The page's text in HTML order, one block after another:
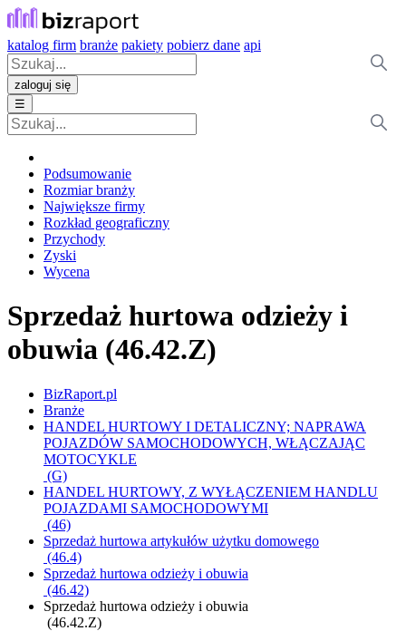
katalog firm branże pakiety pobierz dane api
zaloguj się
☰
Podsumowanie
Rozmiar branży
Największe firmy
Rozkład geograficzny
Przychody
Zyski
Wycena
Sprzedaż hurtowa odzieży i
obuwia (46.42.Z)
BizRaport.pl
Branże
HANDEL HURTOWY I DETALICZNY; NAPRAWA
POJAZDÓW SAMOCHODOWYCH, WŁĄCZAJĄC
MOTOCYKLE
(G)
HANDEL HURTOWY, Z WYŁĄCZENIEM HANDLU
POJAZDAMI SAMOCHODOWYMI
(46)
Sprzedaż hurtowa artykułów użytku domowego
(46.4)
Sprzedaż hurtowa odzieży i obuwia
(46.42)
Sprzedaż hurtowa odzieży i obuwia
(46.42.Z)